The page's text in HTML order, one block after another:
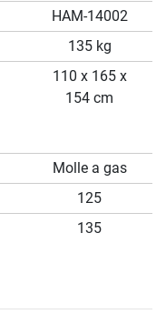
HAM-14002
135 kg
110 x 165 x
154 cm
Molle a gas
125
135